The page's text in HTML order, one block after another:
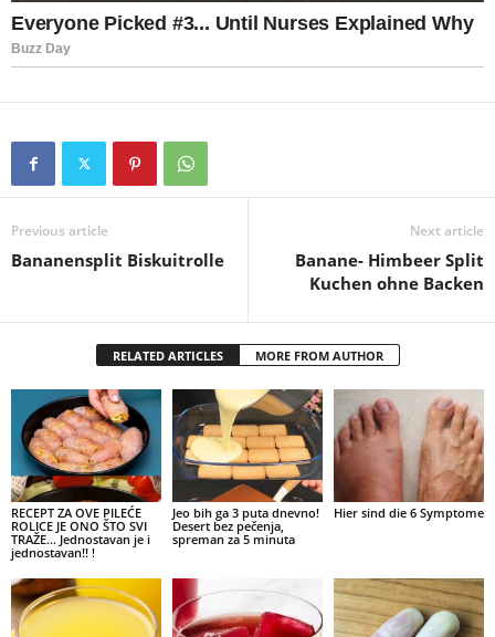
Previous article
Bananensplit Biskuitrolle
Next article
Banane- Himbeer Split
Kuchen ohne Backen
RELATED ARTICLES MORE FROM AUTHOR
RECEPT ZA OVE PILEĆE
ROLICE JE ONO ŠTO SVI
TRAŽE… Jednostavan je i
jednostavan!! !
Jeo bih ga 3 puta dnevno!
Desert bez pečenja,
spreman za 5 minuta
Hier sind die 6 Symptome